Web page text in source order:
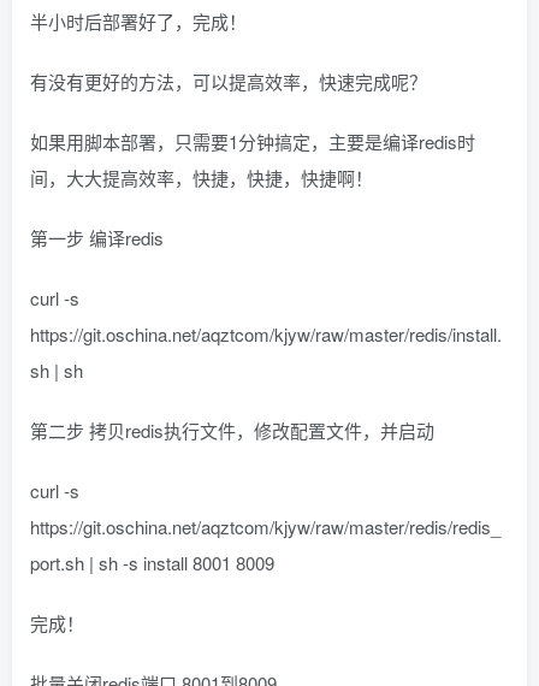
半小时后部署好了，完成！
有没有更好的方法，可以提高效率，快速完成呢？
如果用脚本部署，只需要1分钟搞定，主要是编译redis时
间，大大提高效率，快捷，快捷，快捷啊！
第一步 编译redis
curl -s
https://git.oschina.net/aqztcom/kjyw/raw/master/redis/install.
sh | sh
第二步 拷贝redis执行文件，修改配置文件，并启动
curl -s
https://git.oschina.net/aqztcom/kjyw/raw/master/redis/redis_
port.sh | sh -s install 8001 8009
完成！